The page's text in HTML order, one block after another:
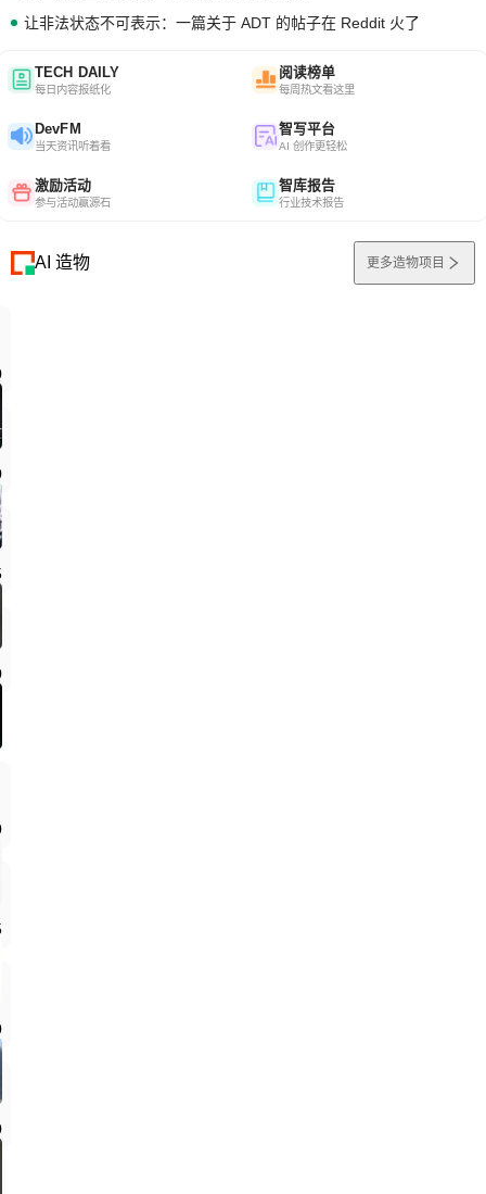
让非法状态不可表示：一篇关于 ADT 的帖子在 Reddit 火了
TECH DAILY
每日内容报纸化
阅读榜单
每周热文看这里
DevFM
当天资讯听着看
智写平台
AI 创作更轻松
激励活动
参与活动赢源石
智库报告
行业技术报告
AI 造物 更多造物项目